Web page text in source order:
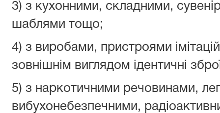
3) з кухонними, складними,
шаблями тощо;
4) з виробами, пристроями
зовнішнім виглядом ідентичні
5) з наркотичними речовинами,
вибухонебезпечними,